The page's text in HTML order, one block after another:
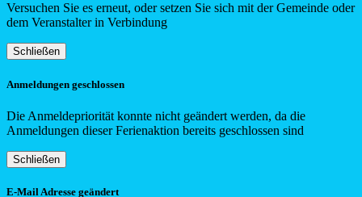
Versuchen Sie es erneut, oder setzen Sie sich mit der Gemeinde oder
dem Veranstalter in Verbindung
Schließen
Anmeldungen geschlossen
Die Anmeldepriorität konnte nicht geändert werden, da die
Anmeldungen dieser Ferienaktion bereits geschlossen sind
Schließen
E-Mail Adresse geändert